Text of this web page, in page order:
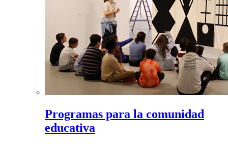
Programas para la comunidad
educativa